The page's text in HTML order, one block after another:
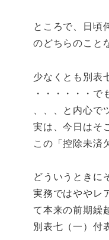
ところで、日頃
のどちらのこと
少なくとも別表
・・・・・・
、、、と内心で
実は、今日はそ
この「控除未済
どういうときに
実務ではややレ
て本来の前期繰
別表七（一）付